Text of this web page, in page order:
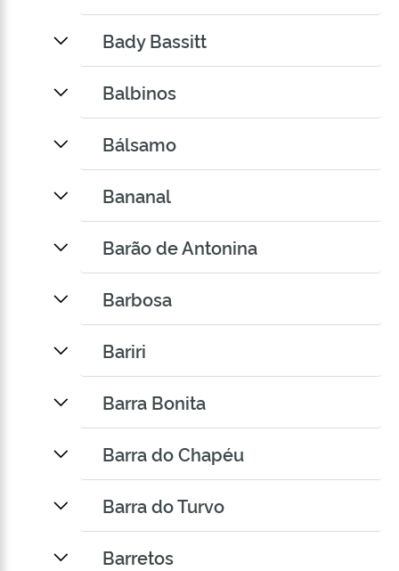
Bady Bassitt
Balbinos
Bálsamo
Bananal
Barão de Antonina
Barbosa
Bariri
Barra Bonita
Barra do Chapéu
Barra do Turvo
Barretos